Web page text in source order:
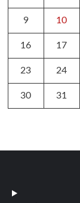
9 10
16 17
23 24
30 31